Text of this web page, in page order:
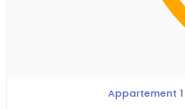
Appartement 1